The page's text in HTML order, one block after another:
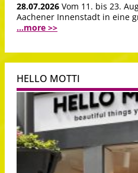
28.07.2026 Vom 11. bis 23.
Aachener Innenstadt in eine
...more >>
HELLO MOTTI